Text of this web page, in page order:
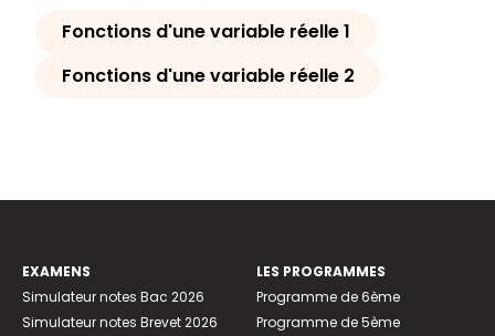
Fonctions d'une variable réelle 1
Fonctions d'une variable réelle 2
EXAMENS
Simulateur notes Bac 2026
Simulateur notes Brevet 2026
LES PROGRAMMES
Programme de 6ème
Programme de 5ème